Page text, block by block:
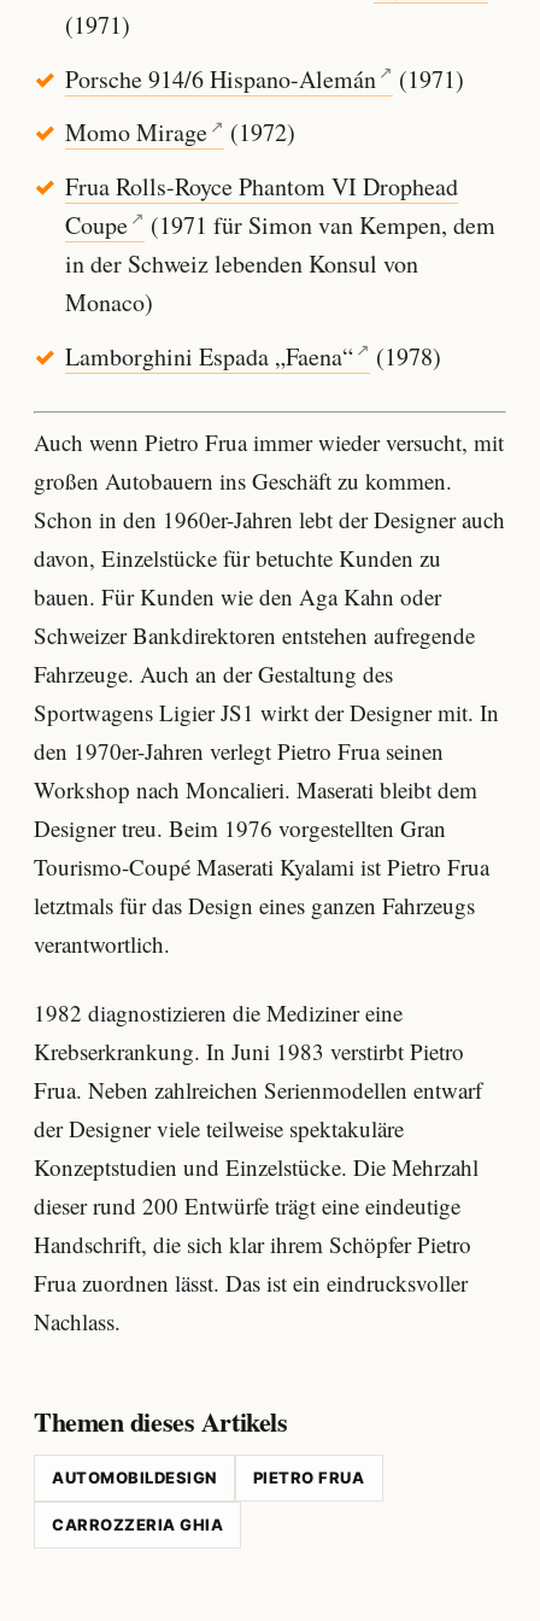
(1971)
Porsche 914/6 Hispano-Alemán
(1971)
Momo Mirage
(1972)
Frua Rolls-Royce Phantom VI Drophead
Coupe
(1971 für Simon van Kempen, dem
in der Schweiz lebenden Konsul von
Monaco)
Lamborghini Espada „Faena“
(1978)
Auch wenn Pietro Frua immer wieder versucht, mit
großen Autobauern ins Geschäft zu kommen.
Schon in den 1960er-Jahren lebt der Designer auch
davon, Einzelstücke für betuchte Kunden zu
bauen. Für Kunden wie den Aga Kahn oder
Schweizer Bankdirektoren entstehen aufregende
Fahrzeuge. Auch an der Gestaltung des
Sportwagens Ligier JS1 wirkt der Designer mit. In
den 1970er-Jahren verlegt Pietro Frua seinen
Workshop nach Moncalieri. Maserati bleibt dem
Designer treu. Beim 1976 vorgestellten Gran
Tourismo-Coupé Maserati Kyalami ist Pietro Frua
letztmals für das Design eines ganzen Fahrzeugs
verantwortlich.
1982 diagnostizieren die Mediziner eine
Krebserkrankung. In Juni 1983 verstirbt Pietro
Frua. Neben zahlreichen Serienmodellen entwarf
der Designer viele teilweise spektakuläre
Konzeptstudien und Einzelstücke. Die Mehrzahl
dieser rund 200 Entwürfe trägt eine eindeutige
Handschrift, die sich klar ihrem Schöpfer Pietro
Frua zuordnen lässt. Das ist ein eindrucksvoller
Nachlass.
Themen dieses Artikels
AUTOMOBILDESIGN PIETRO FRUA
CARROZZERIA GHIA